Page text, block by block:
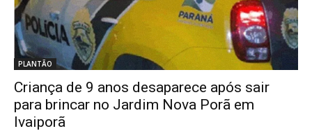
PLANTÃO
Criança de 9 anos desaparece após sair
para brincar no Jardim Nova Porã em
Ivaiporã